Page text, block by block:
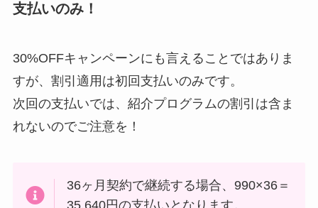
支払いのみ！
30%OFFキャンペーンにも言えることではありま
すが、割引適用は初回支払いのみです。
次回の支払いでは、紹介プログラムの割引は含ま
れないのでご注意を！
36ヶ月契約で継続する場合、990×36＝